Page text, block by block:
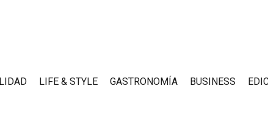
LIFE & STYLE GASTRONOMÍA BUSINESS